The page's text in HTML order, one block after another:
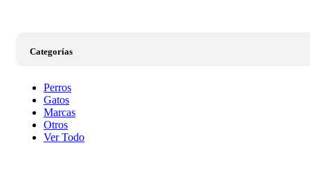
Categorías
Perros
Gatos
Marcas
Otros
Ver Todo